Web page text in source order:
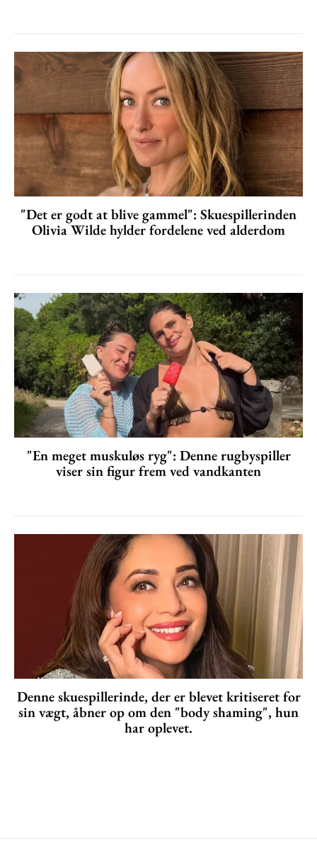
"Det er godt at blive gammel": Skuespillerinden
Olivia Wilde hylder fordelene ved alderdom
"En meget muskuløs ryg": Denne rugbyspiller
viser sin figur frem ved vandkanten
Denne skuespillerinde, der er blevet kritiseret for
sin vægt, åbner op om den "body shaming", hun
har oplevet.